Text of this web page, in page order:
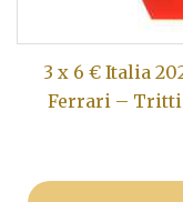
3 x 6 € Italia
Ferrari –